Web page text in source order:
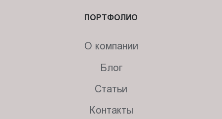
ПОРТФОЛИО
О компании
Блог
Статьи
Контакты